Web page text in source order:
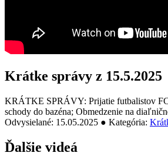
Krátke správy z 15.5.2025
KRÁTKE SPRÁVY: Prijatie futbalistov
schody do bazéna; Obmedzenie na
Odvysielané: 15.05.2025 ● Kategória:
Ďalšie videá